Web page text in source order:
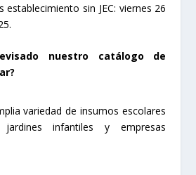
establecimiento sin JEC: viernes 26
nuestro catálogo de
variedad de insumos escolares
infantiles y empresas